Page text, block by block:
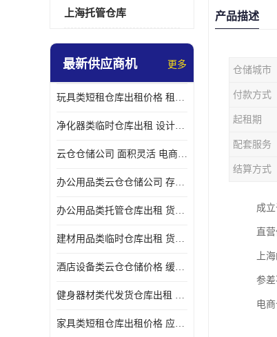
上海托管仓库
最新供应商机 更多
玩具类短租仓库出租价格 租期灵活 智能电商配套
净化器类临时仓库出租 设计简单 电商仓储物流战略合作
云仓仓储公司 面积灵活 电商仓储物流战略合作
办公用品类云仓仓储公司 存货周转很快 电商仓储物流战略整合
办公用品类托管仓库出租 货物装卸方便 电商仓储物流战略合作
建材用品类临时仓库出租 货物装卸方便 仓储供应链配套
酒店设备类云仓仓储价格 缓解企业储存压力 智能电商配套
健身器材类代发货仓库出租 租期灵活 新媒体平台配套
家具类短租仓库出租价格 应用广泛 智能电商配套
产品描述
仓储城市
付款方式
起租期
配套服务
结算方式
成
直
上
参
电